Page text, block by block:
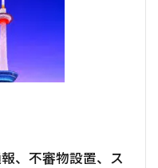
、不審物設置、ス